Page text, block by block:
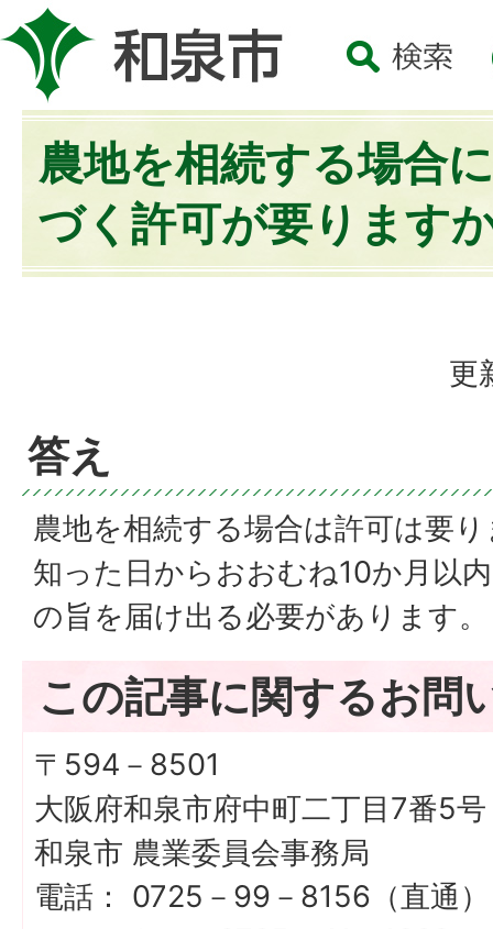
農地を相続する場合
づく許可が要ります
更
答え
農地を相続する場合は許可は要
知った日からおおむね10か月以
の旨を届け出る必要があります。
この記事に関するお問
〒594－8501
大阪府和泉市府中町二丁目7番5号
和泉市 農業委員会事務局
電話： 0725－99－8156（直通）